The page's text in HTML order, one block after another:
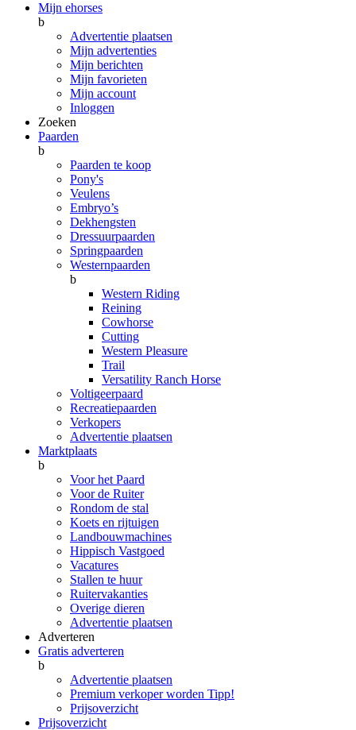
Mijn ehorses
b
Advertentie plaatsen
Mijn advertenties
Mijn berichten
Mijn favorieten
Mijn account
Inloggen
Zoeken
Paarden
b
Paarden te koop
Pony's
Veulens
Embryo’s
Dekhengsten
Dressuurpaarden
Springpaarden
Westernpaarden
b
Western Riding
Reining
Cowhorse
Cutting
Western Pleasure
Trail
Versatility Ranch Horse
Voltigeerpaard
Recreatiepaarden
Verkopers
Advertentie plaatsen
Marktplaats
b
Voor het Paard
Voor de Ruiter
Rondom de stal
Koets en rijtuigen
Landbouwmachines
Hippisch Vastgoed
Vacatures
Stallen te huur
Ruitervakanties
Overige dieren
Advertentie plaatsen
Adverteren
Gratis adverteren
b
Advertentie plaatsen
Premium verkoper worden Tipp!
Prijsoverzicht
Prijsoverzicht